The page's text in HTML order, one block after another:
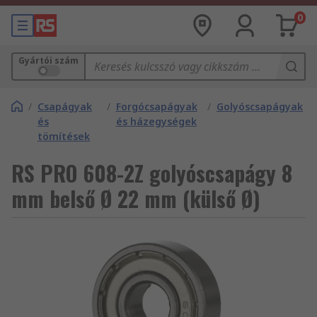
0
Gyártói szám
/ Csapágyak
és
tömítések
/ Forgócsapágyak
és házegységek
/ Golyóscsapágyak
RS PRO 608-2Z golyóscsapágy 8
mm belső Ø 22 mm (külső Ø)